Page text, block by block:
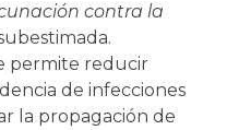
contra la
permite reducir
de infecciones
la propagación de